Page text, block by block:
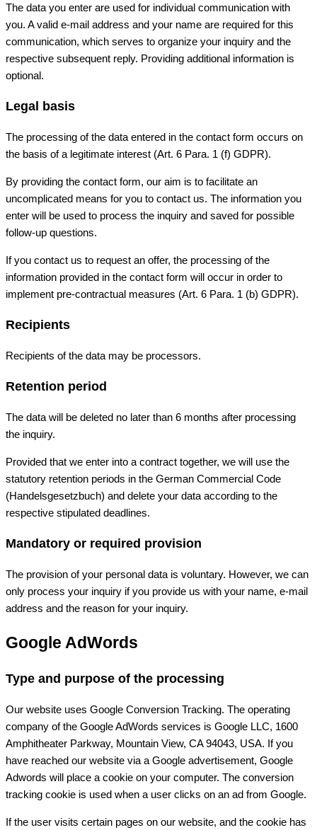
The data you enter are used for individual communication with
you. A valid e-mail address and your name are required for this
communication, which serves to organize your inquiry and the
respective subsequent reply. Providing additional information is
optional.
Legal basis
The processing of the data entered in the contact form occurs on
the basis of a legitimate interest (Art. 6 Para. 1 (f) GDPR).
By providing the contact form, our aim is to facilitate an
uncomplicated means for you to contact us. The information you
enter will be used to process the inquiry and saved for possible
follow-up questions.
If you contact us to request an offer, the processing of the
information provided in the contact form will occur in order to
implement pre-contractual measures (Art. 6 Para. 1 (b) GDPR).
Recipients
Recipients of the data may be processors.
Retention period
The data will be deleted no later than 6 months after processing
the inquiry.
Provided that we enter into a contract together, we will use the
statutory retention periods in the German Commercial Code
(Handelsgesetzbuch) and delete your data according to the
respective stipulated deadlines.
Mandatory or required provision
The provision of your personal data is voluntary. However, we can
only process your inquiry if you provide us with your name, e-mail
address and the reason for your inquiry.
Google AdWords
Type and purpose of the processing
Our website uses Google Conversion Tracking. The operating
company of the Google AdWords services is Google LLC, 1600
Amphitheater Parkway, Mountain View, CA 94043, USA. If you
have reached our website via a Google advertisement, Google
Adwords will place a cookie on your computer. The conversion
tracking cookie is used when a user clicks on an ad from Google.
If the user visits certain pages on our website, and the cookie has